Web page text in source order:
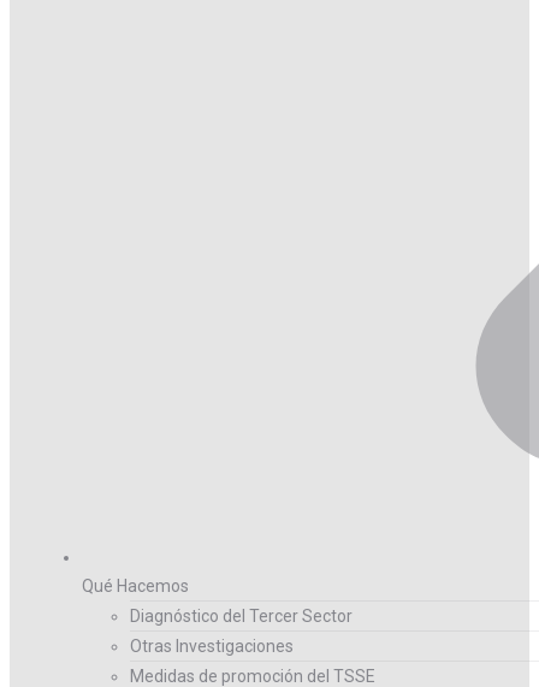
Qué Hacemos
Diagnóstico del Tercer Sector
Otras Investigaciones
Medidas de promoción del TSSE